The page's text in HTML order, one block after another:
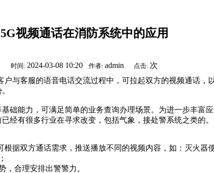
5G视频通话在消防系统中的应用
时间: 2024-03-08 10:20 作者: admin 点击: 次
与客服的语音电话交流过程中，可拉起双方的视频通话
础能力，可满足简单的业务查询办理场景。 为进一步丰富
经有很多行业在寻求改变，包括气象，接处警系统之类的。
据双方通话需求，推送播放不同的视频内容，如：灭火器
，合理安排出警警力。